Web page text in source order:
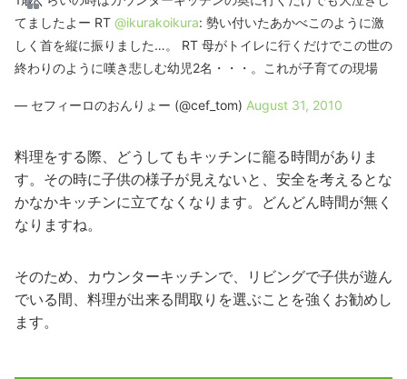
てましたよー RT @ikurakoikura: 勢い付いたあかべこのように激
しく首を縦に振りました…。 RT 母がトイレに行くだけでこの世の
終わりのように嘆き悲しむ幼児2名・・・。これが子育ての現場
— セフィーロのおんりょー (@cef_tom) August 31, 2010
料理をする際、どうしてもキッチンに籠る時間がありま
す。その時に子供の様子が見えないと、安全を考えるとな
かなかキッチンに立てなくなります。どんどん時間が無く
なりますね。
そのため、カウンターキッチンで、リビングで子供が遊ん
でいる間、料理が出来る間取りを選ぶことを強くお勧めし
ます。